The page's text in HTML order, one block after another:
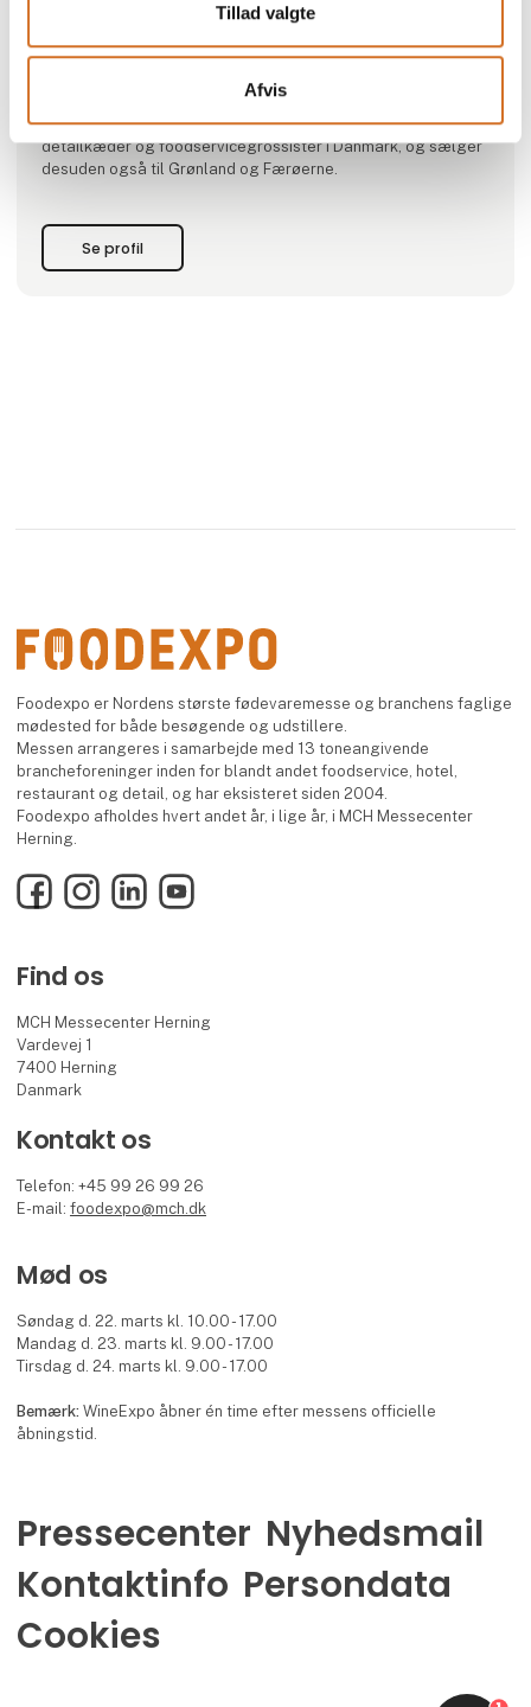
Tillad valgte
Afvis
varenumre. Vi er specialister inden for madvarer og
videre til blandt andet supermarkeder, kantiner og andre
specialforretninger. Vi har et samarbejde med alle
detailkæder og foodservicegrossister i Danmark, og sælger
desuden også til Grønland og Færøerne.
Se profil
Foodexpo er Nordens største fødevaremesse og branchens faglige
mødested for både besøgende og udstillere.
Messen arrangeres i samarbejde med 13 toneangivende
brancheforeninger inden for blandt andet foodservice, hotel,
restaurant og detail, og har eksisteret siden 2004.
Foodexpo afholdes hvert andet år, i lige år, i MCH Messecenter
Herning.
FacebookInstagramLinkedInYouTube
Find os
MCH Messecenter Herning
Vardevej 1
7400 Herning
Danmark
Kontakt os
Telefon: +45 99 26 99 26
E-mail:foodexpo@mch.dk
Mød os
Søndag d. 22. marts kl. 10.00 - 17.00
Mandag d. 23. marts kl. 9.00 - 17.00
Tirsdag d. 24. marts kl. 9.00 - 17.00
Bemærk:WineExpo åbner én time efter messens officielle
åbningstid.
Pressecenter Nyhedsmail
Kontaktinfo Persondata
Cookies